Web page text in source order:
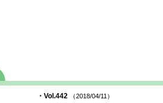
・Vol.442 （2018/04/11）